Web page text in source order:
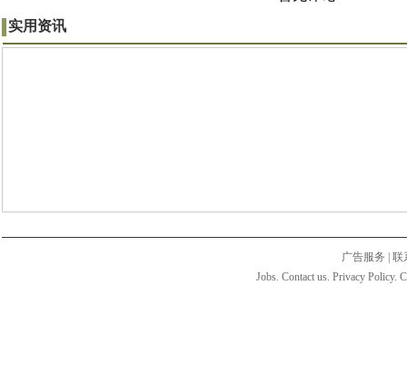
实用资讯
广告服务
联
Jobs. Contact us. Privacy Policy.